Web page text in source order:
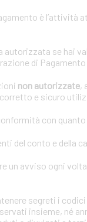
è l’attività
autorizzata se hai
di
non autorizzate,
e sicuro
con
del conto e della
avviso ogni
segreti i
insieme, né